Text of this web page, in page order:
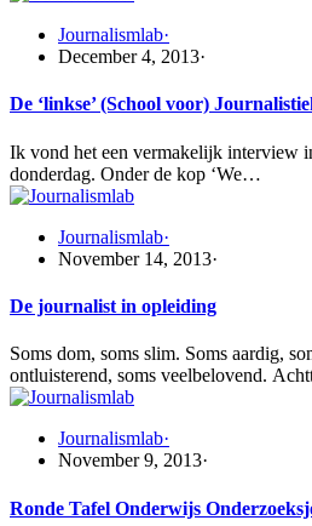
Journalismlab·
December 4, 2013·
De ‘linkse’ (School voor)
Ik vond het een vermakelijk interview
donderdag. Onder de kop ‘We…
Journalismlab·
November 14, 2013·
De journalist in opleiding
Soms dom, soms slim. Soms aardig,
ontluisterend, soms veelbelovend.
Journalismlab·
November 9, 2013·
Ronde Tafel Onderwijs